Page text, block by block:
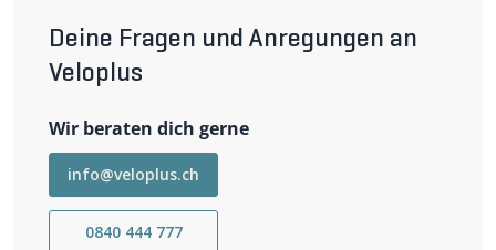
Deine Fragen und Anregungen an
Veloplus
Wir beraten dich gerne
info@veloplus.ch
0840 444 777